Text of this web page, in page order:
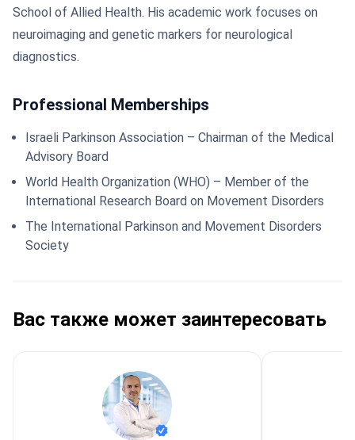
School of Allied Health. His academic work focuses on
neuroimaging and genetic markers for neurological
diagnostics.
Professional Memberships
Israeli Parkinson Association – Chairman of the Medical
Advisory Board
World Health Organization (WHO) – Member of the
International Research Board on Movement Disorders
The International Parkinson and Movement Disorders
Society
Вас также может заинтересовать